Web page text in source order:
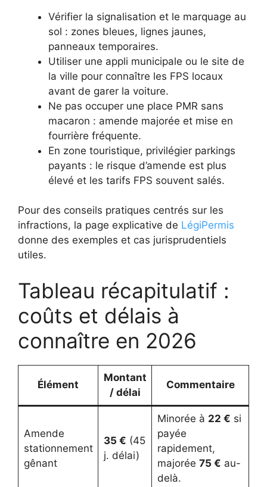
Vérifier la signalisation et le marquage au
sol : zones bleues, lignes jaunes,
panneaux temporaires.
Utiliser une appli municipale ou le site de
la ville pour connaître les FPS locaux
avant de garer la voiture.
Ne pas occuper une place PMR sans
macaron : amende majorée et mise en
fourrière fréquente.
En zone touristique, privilégier parkings
payants : le risque d’amende est plus
élevé et les tarifs FPS souvent salés.
Pour des conseils pratiques centrés sur les
infractions, la page explicative de LégiPermis
donne des exemples et cas jurisprudentiels
utiles.
Tableau récapitulatif :
coûts et délais à
connaître en 2026
Élément
Montant
/ délai
Commentaire
Amende
stationnement
gênant
35 € (45
j. délai)
Minorée à 22 € si
payée
rapidement,
majorée 75 € au-
delà.